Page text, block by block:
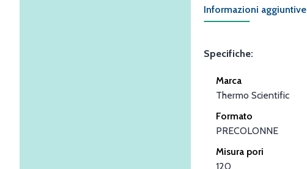
Informazioni aggiuntive
Specifiche:
Marca
Thermo Scientific
Formato
PRECOLONNE
Misura pori
120